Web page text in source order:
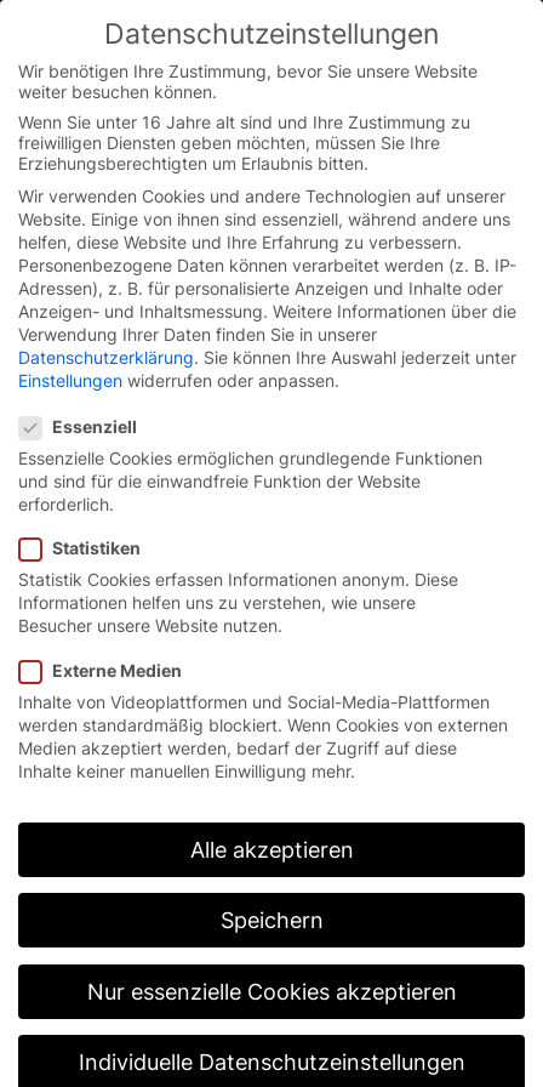
You are currently on the Austrian German website.
Switch to the English version.
Skip
content
Ein Team, auf das Sie
sichverlassen
Die EFAFLEX
Service-
Datenschutzeinstellungen
Wir benötigen Ihre Zustimmung, bevor Sie unsere Website
weiter besuchen können.
Wenn Sie unter 16 Jahre alt sind und Ihre Zustimmung zu
freiwilligen Diensten geben möchten, müssen Sie Ihre
Erziehungsberechtigten um Erlaubnis bitten.
Wir verwenden Cookies und andere Technologien auf unserer
Website. Einige von ihnen sind essenziell, während andere uns
helfen, diese Website und Ihre Erfahrung zu verbessern.
Personenbezogene Daten können verarbeitet werden (z. B. IP-
Adressen), z. B. für personalisierte Anzeigen und Inhalte oder
Anzeigen- und Inhaltsmessung. Weitere Informationen über die
Verwendung Ihrer Daten finden Sie in unserer
Datenschutzerklärung. Sie können Ihre Auswahl jederzeit unter
Einstellungen widerrufen oder anpassen.
Essenziell
Essenzielle Cookies ermöglichen grundlegende Funktionen
und sind für die einwandfreie Funktion der Website
erforderlich.
Statistiken
Statistik Cookies erfassen Informationen anonym. Diese
Informationen helfen uns zu verstehen, wie unsere
Besucher unsere Website nutzen.
Externe Medien
Inhalte von Videoplattformen und Social-Media-Plattformen
werden standardmäßig blockiert. Wenn Cookies von externen
Medien akzeptiert werden, bedarf der Zugriff auf diese
Inhalte keiner manuellen Einwilligung mehr.
Alle akzeptieren
Speichern
Nur essenzielle Cookies akzeptieren
Individuelle Datenschutzeinstellungen